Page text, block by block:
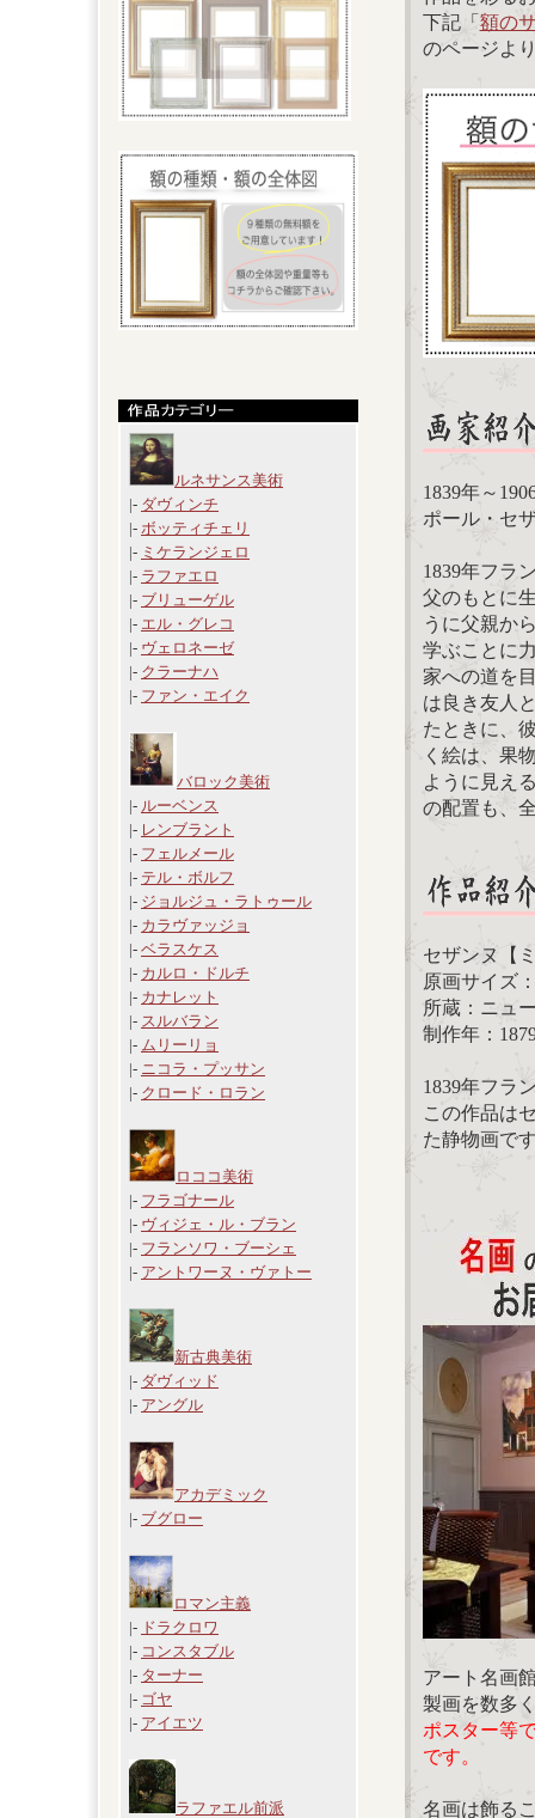
ルネサンス美術
|- ダヴィンチ
|- ボッティチェリ
|- ミケランジェロ
|- ラファエロ
|- ブリューゲル
|- エル・グレコ
|- ヴェロネーゼ
|- クラーナハ
|- ファン・エイク
バロック美術
|- ルーベンス
|- レンブラント
|- フェルメール
|- テル・ボルフ
|- ジョルジュ・ラトゥール
|- カラヴァッジョ
|- ベラスケス
|- カルロ・ドルチ
|- カナレット
|- スルバラン
|- ムリーリョ
|- ニコラ・プッサン
|- クロード・ロラン
ロココ美術
|- フラゴナール
|- ヴィジェ・ル・ブラン
|- フランソワ・ブーシェ
|- アントワーヌ・ヴァトー
新古典美術
|- ダヴィッド
|- アングル
アカデミック
|- ブグロー
ロマン主義
|- ドラクロワ
|- コンスタブル
|- ターナー
|- ゴヤ
|- アイエツ
ラファエル前派
下記「額の
のページよ
1839年～
ポール・セ
1839年フラ
父のもとに
うに父親か
学ぶことに
家への道を
は良き友人
たときに、
く絵は、果
ように見え
の配置も、
セザンヌ【
原画サイズ
所蔵：ニュ
制作年：
1839年フラ
この作品は
た静物画で
アート名画
製画を数多
ポスター等
です。
名画は飾る